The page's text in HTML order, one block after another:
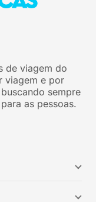
de viagem do
viagem e por
sempre
as pessoas.